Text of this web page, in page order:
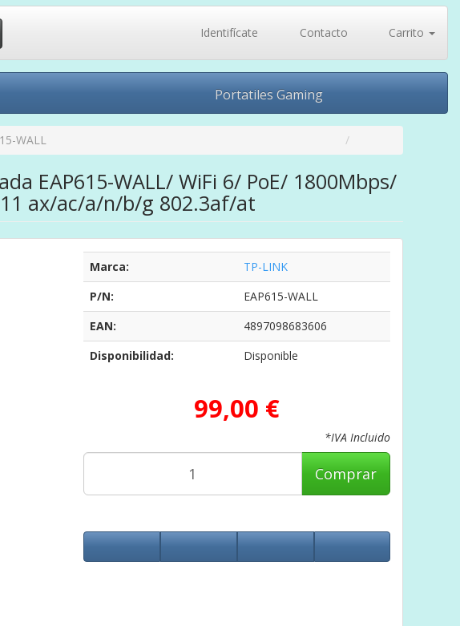
Identifícate Contacto Carrito
Portatiles Gaming
WALL
EAP615-WALL/ WiFi 6/ PoE/ 1800Mbps/
ax/ac/a/n/b/g 802.3af/at
Marca:
TP-LINK
P/N:
EAP615-WALL
EAN:
4897098683606
Disponibilidad:
Disponible
99,00 €
*IVA Incluido
Comprar